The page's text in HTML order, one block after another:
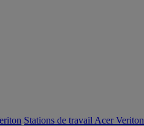
Stations de travail Acer Veriton